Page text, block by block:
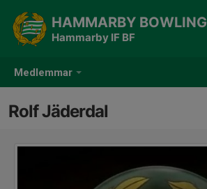
Medlemmar
HAMMARBY BOWLING
Hammarby IF BF
Rolf Jäderdal